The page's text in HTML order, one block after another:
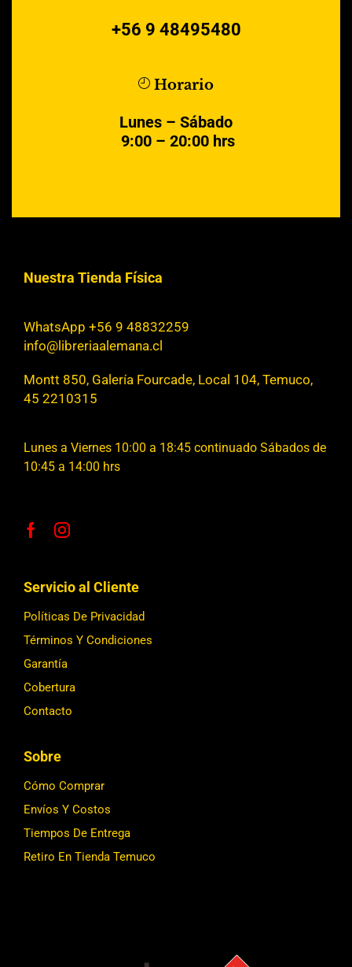
+56 9 48495480
Horario
Lunes – Sábado
9:00 – 20:00 hrs
Nuestra Tienda Física
WhatsApp +56 9 48832259
info@libreriaalemana.cl
Montt 850, Galería Fourcade, Local 104, Temuco,
45 2210315
Lunes a Viernes 10:00 a 18:45 continuado Sábados de
10:45 a 14:00 hrs
Servicio al Cliente
Políticas De Privacidad
Términos Y Condiciones
Garantía
Cobertura
Contacto
Sobre
Cómo Comprar
Envíos Y Costos
Tiempos De Entrega
Retiro En Tienda Temuco